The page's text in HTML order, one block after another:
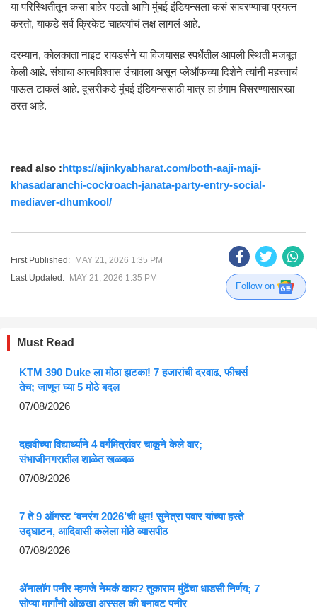
या परिस्थितीतून कसा बाहेर पडतो आणि मुंबई इंडियन्सला कसं सावरण्याचा प्रयत्न
करतो, याकडे सर्व क्रिकेट चाहत्यांचं लक्ष लागलं आहे.
दरम्यान, कोलकाता नाइट रायडर्सने या विजयासह स्पर्धेतील आपली स्थिती मजबूत
केली आहे. संघाचा आत्मविश्वास उंचावला असून प्लेऑफच्या दिशेने त्यांनी महत्त्वाचं
पाऊल टाकलं आहे. दुसरीकडे मुंबई इंडियन्ससाठी मात्र हा हंगाम विसरण्यासारखा
ठरत आहे.
read also :https://ajinkyabharat.com/both-aaji-maji-
khasadaranchi-cockroach-janata-party-entry-social-
mediaver-dhumkool/
First Published: MAY 21, 2026 1:35 PM
Last Updated: MAY 21, 2026 1:35 PM
Follow on
Must Read
KTM 390 Duke ला मोठा झटका! 7 हजारांची दरवाढ, फीचर्स
तेच; जाणून घ्या 5 मोठे बदल
07/08/2026
दहावीच्या विद्यार्थ्याने 4 वर्गमित्रांवर चाकूने केले वार;
संभाजीनगरातील शाळेत खळबळ
07/08/2026
7 ते 9 ऑगस्ट ‘वनरंग 2026’ची धूम! सुनेत्रा पवार यांच्या हस्ते
उद्घाटन, आदिवासी कलेला मोठे व्यासपीठ
07/08/2026
ॲनालॉग पनीर म्हणजे नेमकं काय? तुकाराम मुंढेंचा धाडसी निर्णय; 7
सोप्या मार्गांनी ओळखा अस्सल की बनावट पनीर